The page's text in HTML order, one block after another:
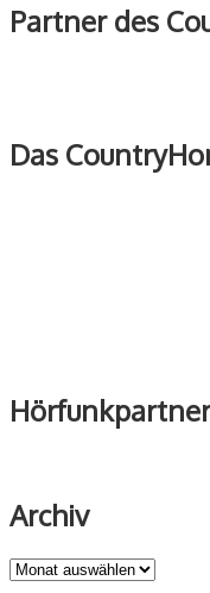
Partner des
Das
Archiv
Archiv